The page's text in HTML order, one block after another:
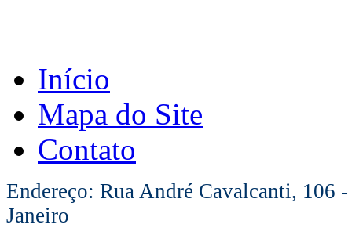
Início
Mapa do Site
Contato
Endereço: Rua André Cavalcanti, 106
Janeiro